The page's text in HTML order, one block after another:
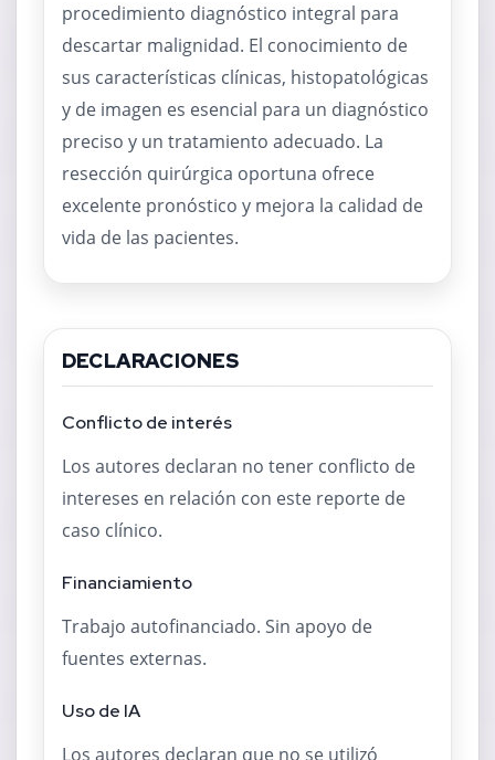
procedimiento diagnóstico integral para
descartar malignidad. El conocimiento de
sus características clínicas, histopatológicas
y de imagen es esencial para un diagnóstico
preciso y un tratamiento adecuado. La
resección quirúrgica oportuna ofrece
excelente pronóstico y mejora la calidad de
vida de las pacientes.
DECLARACIONES
Conflicto de interés
Los autores declaran no tener conflicto de
intereses en relación con este reporte de
caso clínico.
Financiamiento
Trabajo autofinanciado. Sin apoyo de
fuentes externas.
Uso de IA
Los autores declaran que no se utilizó